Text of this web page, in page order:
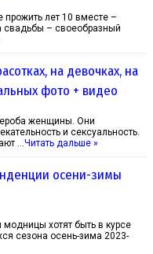
лет 10 вместе –
– своеобразный
на девочках, на
фото + видео
женщины. Они
и сексуальность.
…Читать дальше »
осени-зимы
хотят быть в курсе
сезона осень-зима 2023-